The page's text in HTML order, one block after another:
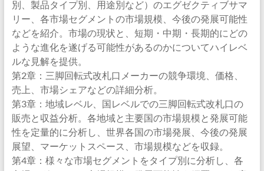
別、製品タイプ別、用途別など）のエグゼクティブサマ
リー、各市場セグメントの市場規模、今後の発展可能性
などを紹介。市場の現状と、短期・中期・長期的にどの
ような進化を遂げる可能性があるのかについてハイレベ
ルな見解を提供。
第2章：三脚回転式改札口メーカーの競争環境、価格、
売上、市場シェアなどの詳細分析。
第3章：地域レベル、国レベルでの三脚回転式改札口の
販売と収益分析。各地域と主要国の市場規模と発展可能
性を定量的に分析し、世界各国の市場発展、今後の発展
展望、マーケットスペース、市場規模などを収録。
第4章：様々な市場セグメントをタイプ別に分析し、各